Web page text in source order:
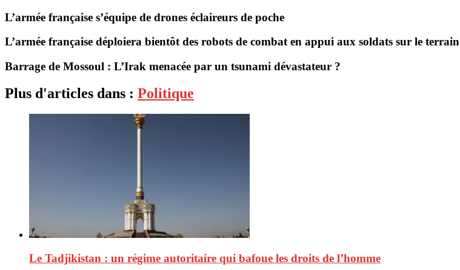
L’armée française s’équipe de drones éclaireurs de poche
L’armée française déploiera bientôt des robots de combat en appui aux soldats sur le terrain
Barrage de Mossoul : L’Irak menacée par un tsunami dévastateur ?
Plus d'articles dans : Politique
Le Tadjikistan : un régime autoritaire qui bafoue les droits de l’homme